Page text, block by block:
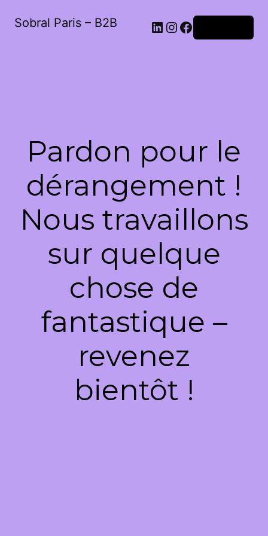
Sobral Paris – B2B LinkedIn
Instagram
Facebook
Pardon pour le
dérangement !
Nous travaillons
sur quelque
chose de
fantastique –
revenez
bientôt !